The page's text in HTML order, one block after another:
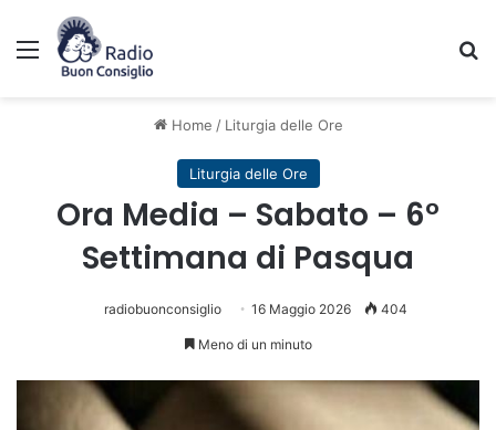
Menu
Home / Liturgia delle Ore
Liturgia delle Ore
Ora Media – Sabato – 6°
Settimana di Pasqua
radiobuonconsiglio 16 Maggio 2026 404
Meno di un minuto